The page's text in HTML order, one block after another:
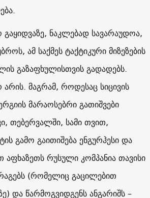
ნაკლებად სავარაუდოა,
ამ საქმეს ტაქტიკური მიზეზების
გაზაფხულისთვის გადადებს.
მაგრამ, როდესაც სიცივის
მარაოსებრი გათიშვები
თებერვალში, სამი თვით,
გამო გაითიშება ენგურჰესი და
რუსული კომპანია თავისი
(რომელიც გაცილებით
და წარმოგვიდგენს ანგარიშს –